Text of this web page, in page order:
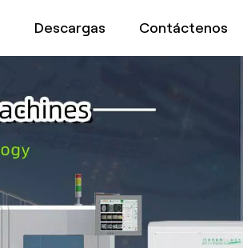
Descargas Contáctenos